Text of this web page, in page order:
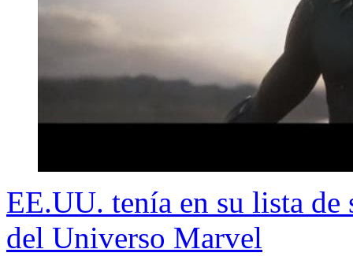
EE.UU. tenía en su lista de
del Universo Marvel